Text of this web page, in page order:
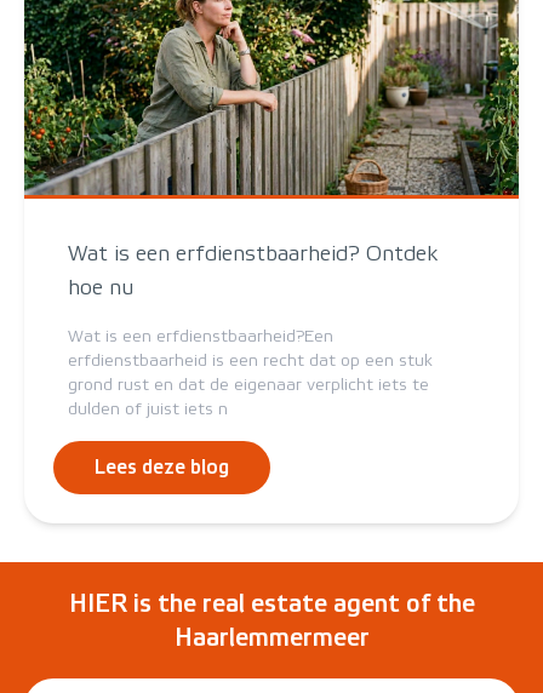
Wat is een erfdienstbaarheid? Ontdek
hoe nu
Wat is een erfdienstbaarheid?Een
erfdienstbaarheid is een recht dat op een stuk
grond rust en dat de eigenaar verplicht iets te
dulden of juist iets n
Lees deze blog
HIER is the real estate agent of the
Haarlemmermeer